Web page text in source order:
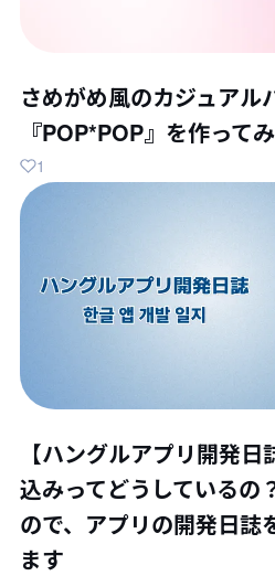
さめがめ風のカジュアル
『POP*POP』を作って
1
【ハングルアプリ開発
込みってどうしているの
ので、アプリの開発日誌
ます